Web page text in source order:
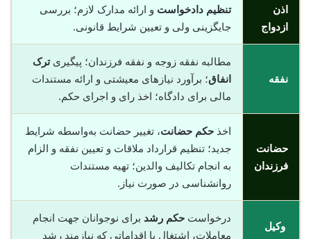
اذن
ازدواج
تنظیم دادخواست و ارائه مدارک لازم؛ بررسی
جایگزینی ولی و تعیین شرایط قانونی.
نفقه
مطالبه نفقه زوجه و نفقه فرزندان؛ پیگیریترک
انفاق؛ برآورد نیازهای معیشتی و ارائه مستندات
مالی برای دادگاه؛ اخذ رای و اجرای حکم.
حضانت
فرزندان
اخذ حکم حضانت، تغییر حضانت به‌واسطه شرایط
جدید؛ تنظیم قرارداد ملاقات و تعیین نفقه و الزام
به انجام تکالیف والدین؛ تهیه مستندات
روانشناسی در صورت نیاز.
وکیل
درخواست حکم رشد برای نوجوانان جهت انجام
معاملات، اشتغال یا اقداماتی که نیازمند رشد